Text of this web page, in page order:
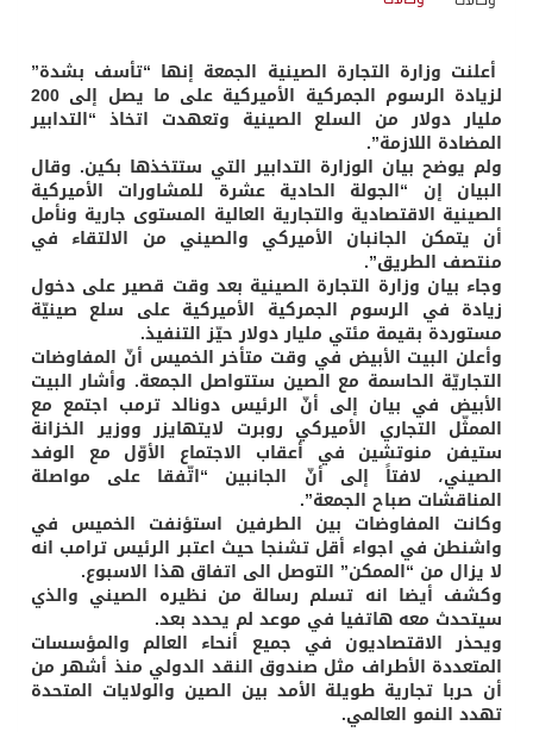
أعلنت وزارة التجارة الصينية الجمعة إنها “تأسف بشدة”
لزيادة الرسوم الجمركية الأميركية على ما يصل إلى 200
مليار دولار من السلع الصينية وتعهدت اتخاذ “التدابير
المضادة اللازمة”.
ولم يوضح بيان الوزارة التدابير التي ستتخذها بكين. وقال
البيان إن “الجولة الحادية عشرة للمشاورات الأميركية
الصينية الاقتصادية والتجارية العالية المستوى جارية ونأمل
أن يتمكن الجانبان الأميركي والصيني من الالتقاء في
منتصف الطريق”.
وجاء بيان وزارة التجارة الصينية بعد وقت قصير على دخول
زيادة في الرسوم الجمركية الأميركية على سلع صينيّة
مستوردة بقيمة مئتي مليار دولار حيّز التنفيذ.
وأعلن البيت الأبيض في وقت متأخر الخميس أنّ المفاوضات
التجاريّة الحاسمة مع الصين ستتواصل الجمعة. وأشار البيت
الأبيض في بيان إلى أنّ الرئيس دونالد ترمب اجتمع مع
الممثّل التجاري الأميركي روبرت لايتهايزر ووزير الخزانة
ستيفن منوتشين في أعقاب الاجتماع الأوّل مع الوفد
الصيني، لافتاً إلى أنّ الجانبين “اتّفقا على مواصلة
المناقشات صباح الجمعة”.
وكانت المفاوضات بين الطرفين استؤنفت الخميس في
واشنطن في اجواء أقل تشنجا حيث اعتبر الرئيس ترامب انه
لا يزال من “الممكن” التوصل الى اتفاق هذا الاسبوع.
وكشف أيضا انه تسلم رسالة من نظيره الصيني والذي
سيتحدث معه هاتفيا في موعد لم يحدد بعد.
ويحذر الاقتصاديون في جميع أنحاء العالم والمؤسسات
المتعددة الأطراف مثل صندوق النقد الدولي منذ أشهر من
أن حربا تجارية طويلة الأمد بين الصين والولايات المتحدة
تهدد النمو العالمي.